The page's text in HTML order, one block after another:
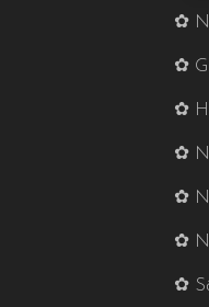
✿
✿
✿
✿
✿
✿
✿